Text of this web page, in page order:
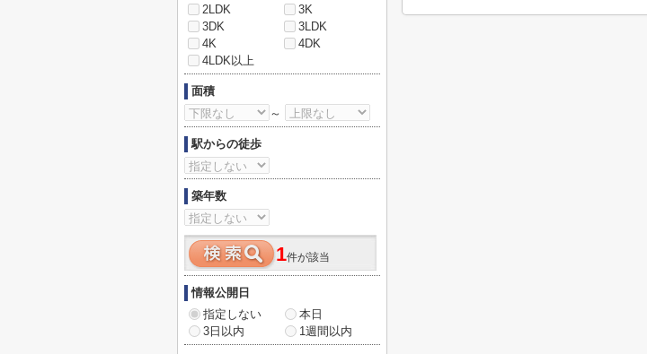
2LDK
3K
3DK
3LDK
4K
4DK
4LDK以上
面積
～
駅からの徒歩
築年数
1件が該当
情報公開日
指定しない
本日
3日以内
1週間以内